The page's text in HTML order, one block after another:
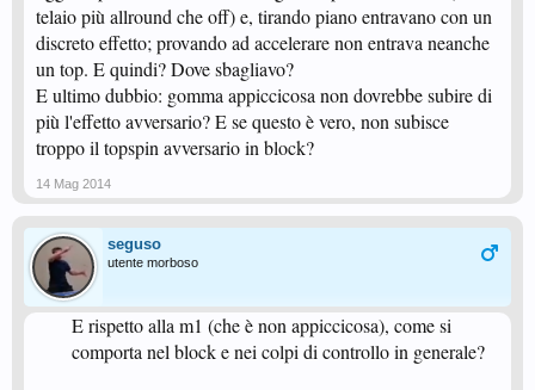
telaio più allround che off) e, tirando piano entravano con un
discreto effetto; provando ad accelerare non entrava neanche
un top. E quindi? Dove sbagliavo?
E ultimo dubbio: gomma appiccicosa non dovrebbe subire di
più l'effetto avversario? E se questo è vero, non subisce
troppo il topspin avversario in block?
14 Mag 2014
seguso
utente morboso
E rispetto alla m1 (che è non appiccicosa), come si
comporta nel block e nei colpi di controllo in generale?​